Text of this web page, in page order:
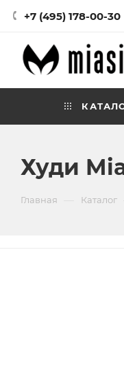
+7 (495) 178-00-30
Худи
Главная Каталог